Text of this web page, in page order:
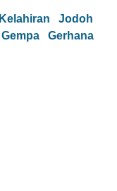
Kelahiran
Jodoh
Gempa Gerhana